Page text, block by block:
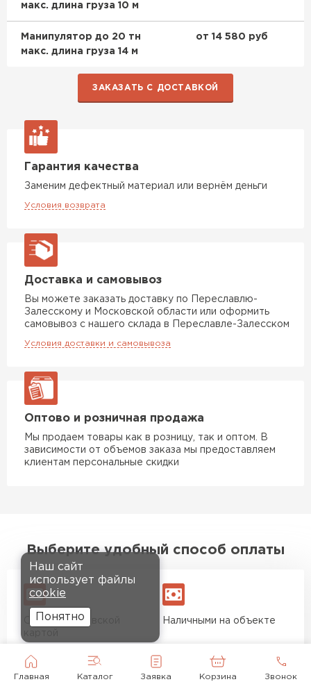
Главная Каталог Заявка Корзина Звонок
макс. длина груза 10 м
Манипулятор до 20 тн
макс. длина груза 14 м
от 14 580 руб
ЗАКАЗАТЬ С ДОСТАВКОЙ
Гарантия качества
Заменим дефектный материал или вернём деньги
Условия возврата
Доставка и самовывоз
Вы можете заказать доставку по Переславлю-
Залесскому и Московской области или оформить
самовывоз с нашего склада в Переславле-Залесском
Условия доставки и самовывоза
Оптово и розничная продажа
Мы продаем товары как в розницу, так и оптом. В
зависимости от объемов заказа мы предоставляем
клиентам персональные скидки
Выберите удобный способ оплаты
Оплата банковской
Наличными на объекте
Наш сайт
использует файлы
cookie
Понятно